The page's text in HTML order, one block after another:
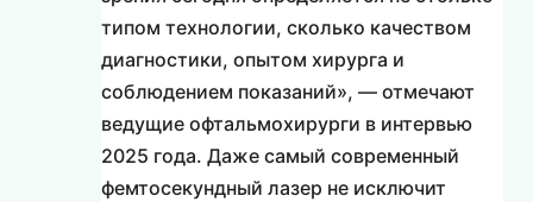
типом технологии, сколько качеством
диагностики, опытом хирурга и
соблюдением показаний», — отмечают
ведущие офтальмохирурги в интервью
2025 года. Даже самый современный
фемтосекундный лазер не исключит